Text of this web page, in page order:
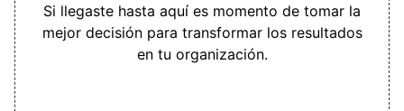
Si llegaste hasta aquí es momento de tomar la
mejor decisión para transformar los resultados
en tu organización.